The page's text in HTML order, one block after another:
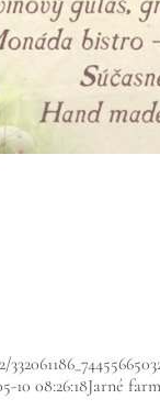
10 08:26:18Jarné